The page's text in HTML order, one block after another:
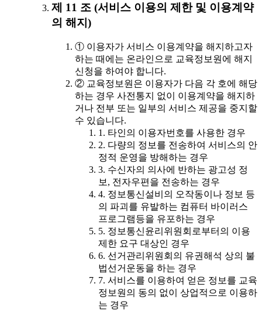
제 11 조 (서비스 이용의 제한 및 이용계약
의 해지)
① 이용자가 서비스 이용계약을 해지하고자
하는 때에는 온라인으로 교육정보원에 해지
신청을 하여야 합니다.
② 교육정보원은 이용자가 다음 각 호에 해당
하는 경우 사전통지 없이 이용계약을 해지하
거나 전부 또는 일부의 서비스 제공을 중지할
수 있습니다.
1. 타인의 이용자번호를 사용한 경우
2. 다량의 정보를 전송하여 서비스의 안
정적 운영을 방해하는 경우
3. 수신자의 의사에 반하는 광고성 정
보, 전자우편을 전송하는 경우
4. 정보통신설비의 오작동이나 정보 등
의 파괴를 유발하는 컴퓨터 바이러스
프로그램등을 유포하는 경우
5. 정보통신윤리위원회로부터의 이용
제한 요구 대상인 경우
6. 선거관리위원회의 유권해석 상의 불
법선거운동을 하는 경우
7. 서비스를 이용하여 얻은 정보를 교육
정보원의 동의 없이 상업적으로 이용하
는 경우